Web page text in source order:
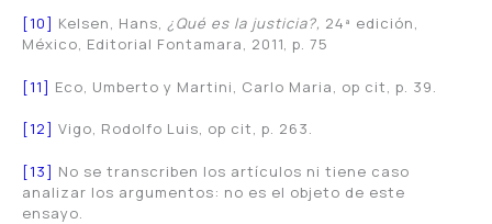
[10] Kelsen, Hans, ¿Qué es la justicia?, 24ª edición,
México, Editorial Fontamara, 2011, p. 75
[11] Eco, Umberto y Martini, Carlo Maria, op cit, p. 39.
[12] Vigo, Rodolfo Luis, op cit, p. 263.
[13] No se transcriben los artículos ni tiene caso
analizar los argumentos: no es el objeto de este
ensayo.